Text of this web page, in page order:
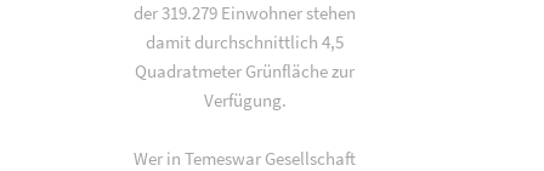
der 319.279 Einwohner stehen
damit durchschnittlich 4,5
Quadratmeter Grünfläche zur
Verfügung.
Wer in Temeswar Gesellschaft